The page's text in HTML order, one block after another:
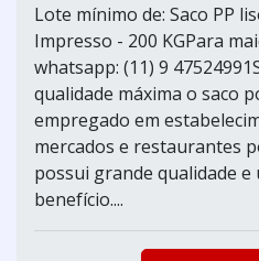
Lote mínimo de: Saco PP
Impresso - 200 KGPara
whatsapp: (11) 9
qualidade máxima o saco
empregado em
mercados e restaurantes
possui grande qualidade
benefício....